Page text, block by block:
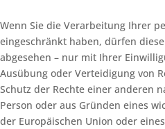
Wenn Sie die Verarbeitung Ihrer
eingeschränkt haben, dürfen
abgesehen – nur mit Ihrer
Ausübung oder Verteidigung von
Schutz der Rechte einer anderen
Person oder aus Gründen eines
der Europäischen Union oder